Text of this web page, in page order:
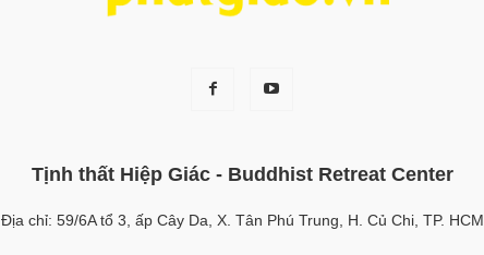
Tịnh thất Hiệp Giác - Buddhist Retreat Center
Địa chỉ: 59/6A tổ 3, ấp Cây Da, X. Tân Phú Trung, H. Củ Chi, TP. HCM